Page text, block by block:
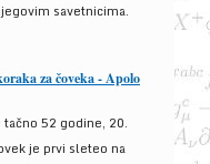
savetnicima.
za čoveka - Apolo
tačno 52 godine, 20.
je prvi sleteo na